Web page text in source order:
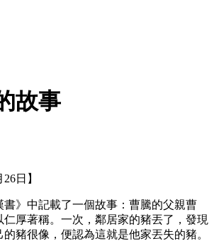
故事
日】
書》中記載了一個故事：曹騰的父親曹
厚著稱。一次，鄰居家的豬丟了，發現
豬很像，便認為這就是他家丟失的豬。